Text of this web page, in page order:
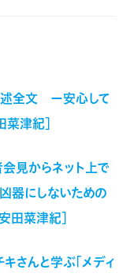
述全文 ー安心して
津紀］
見からネット上で
にしないための
田菜津紀］
さんと学ぶ「メディ